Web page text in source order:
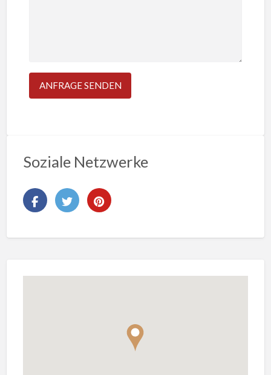
Soziale Netzwerke